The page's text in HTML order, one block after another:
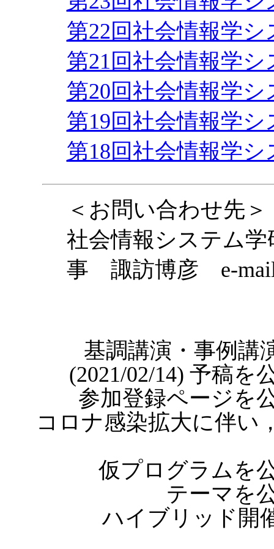
第22回社会情報学
第21回社会情報学
第20回社会情報学
第19回社会情報学
第18回社会情報学
＜お問い合わせ先＞
社会情報システム
事 諏訪博彦 e-mail
基調講演・事例講
(2021/02/14) 予稿を
参加登録ページを
コロナ感染拡大に伴い
仮プログラムを
テーマを
ハイブリッド開